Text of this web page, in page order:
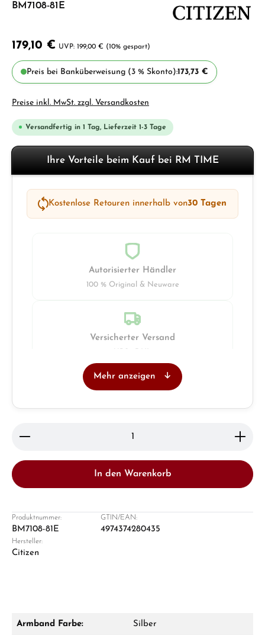
BM7108-81E
179,10 € 199,00 € (10% gespart)
Preis bei Banküberweisung (3 % Skonto):173,73 €
Preise inkl. MwSt. zzgl. Versandkosten
Versandfertig in 1 Tag, Lieferzeit 1-3 Tage
Ihre Vorteile beim Kauf bei RM TIME
Kostenlose Retouren innerhalb von30 Tagen
Autorisierter Händler
100 % Original & Neuware
Versicherter Versand
Mehr anzeigen
Produkt Anzahl: Gib den gewünschten Wert ein
In den Warenkorb
Produktnummer:
BM7108-81E
GTIN/EAN:
4974374280435
Hersteller:
Citizen
Armband Farbe: Silber